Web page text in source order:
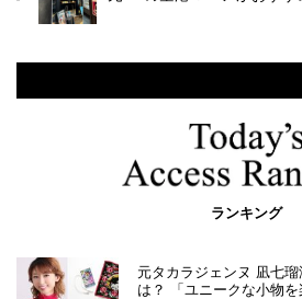
ランキング
元タカラジェンヌ 凪七
は？ 「ユニークな小物